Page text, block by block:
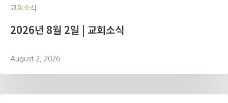
교회소식
2026년 8월 2일 | 교회소식
August 2, 2026